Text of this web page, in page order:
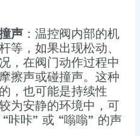
声：温控阀内部的机
等，如果出现松动、
，在阀门动作过程中
擦声或碰撞声。这种
，也可能是持续性
为安静的环境中，可
咔咔” 或 “嗡嗡” 的声